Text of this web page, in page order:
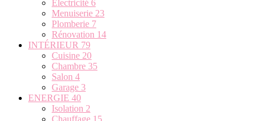
Électricité 6
Menuiserie 23
Plomberie 7
Rénovation 14
INTÉRIEUR 79
Cuisine 20
Chambre 35
Salon 4
Garage 3
ENERGIE 40
Isolation 2
Chauffage 15